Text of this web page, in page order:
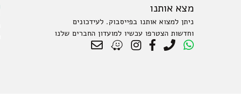
מצא אותנו
ניתן למצוא אותנו בפייסבוק. לעידכונים
וחדשות הצטרפו עכשיו למועדון החברים שלנו